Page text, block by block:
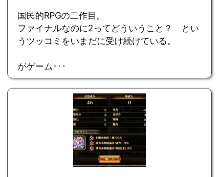
国民的RPGの二作目。
ファイナルなのに2ってどういうこと？ とい
うツッコミをいまだに受け続けている。
がゲーム･･･